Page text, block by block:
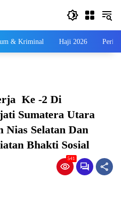
& Kriminal Haji 2026
Ke -2 Di
Sumatera Utara
Selatan Dan
Bhakti Sosial
541